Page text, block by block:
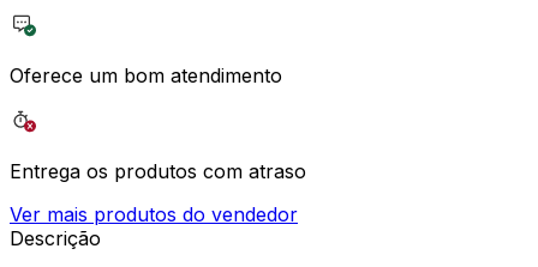
Oferece um bom atendimento
Entrega os produtos com atraso
Ver mais produtos do vendedor
Descrição